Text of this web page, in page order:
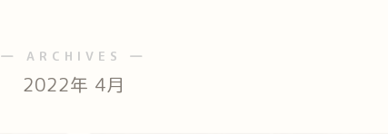
― ARCHIVES ―
2022年 4月